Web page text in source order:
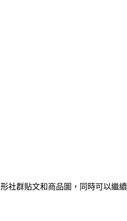
社群貼文和商品圖，同時可以繼